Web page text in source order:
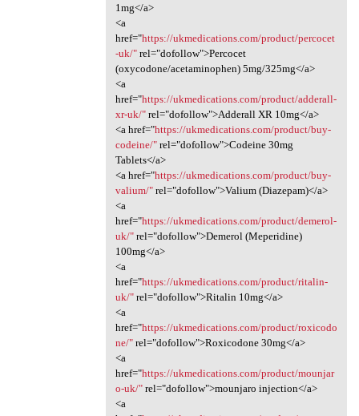
1mg</a>
<a
href="https://ukmedications.com/product/percocet
-uk/"rel="dofollow">Percocet
(oxycodone/acetaminophen) 5mg/325mg</a>
<a
href="https://ukmedications.com/product/adderall-
xr-uk/"rel="dofollow">Adderall XR 10mg</a>
<a href="https://ukmedications.com/product/buy-
codeine/"rel="dofollow">Codeine 30mg
Tablets</a>
<a href="https://ukmedications.com/product/buy-
valium/"rel="dofollow">Valium (Diazepam)</a>
<a
href="https://ukmedications.com/product/demerol-
uk/"rel="dofollow">Demerol (Meperidine)
100mg</a>
<a
href="https://ukmedications.com/product/ritalin-
uk/"rel="dofollow">Ritalin 10mg</a>
<a
href="https://ukmedications.com/product/roxicodo
ne/"rel="dofollow">Roxicodone 30mg</a>
<a
href="https://ukmedications.com/product/mounjar
o-uk/"rel="dofollow">mounjaro injection</a>
<a